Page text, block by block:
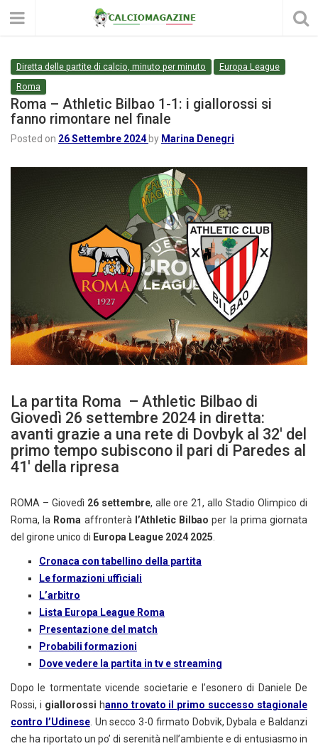
Diretta delle partite di calcio, minuto per minuto
Europa League
Roma
Roma – Athletic Bilbao 1-1: i giallorossi si
fanno rimontare nel finale
Posted on 26 Settembre 2024 by Marina Denegri
La partita Roma – Athletic Bilbao di
Giovedì 26 settembre 2024 in diretta:
avanti grazie a una rete di Dovbyk al 32′ del
primo tempo subiscono il pari di Paredes al
41′ della ripresa
ROMA – Giovedì 26 settembre, alle ore 21, allo Stadio Olimpico di
Roma, la Roma affronterà l’Athletic Bilbao per la prima giornata
del girone unico di Europa League 2024 2025.
Cronaca con tabellino della partita
Le formazioni ufficiali
L’arbitro
Lista Europa League Roma
Presentazione del match
Probabili formazioni
Dove vedere la partita in tv e streaming
Dopo le tormentate vicende societarie e l’esonero di Daniele De
Rossi, i giallorossi hanno trovato il primo successo stagionale
contro l’Udinese. Un secco 3-0 firmato Dobvik, Dybala e Baldanzi
che ha riportato un po’ di serenità nell’ambiente e di entusiasmo in